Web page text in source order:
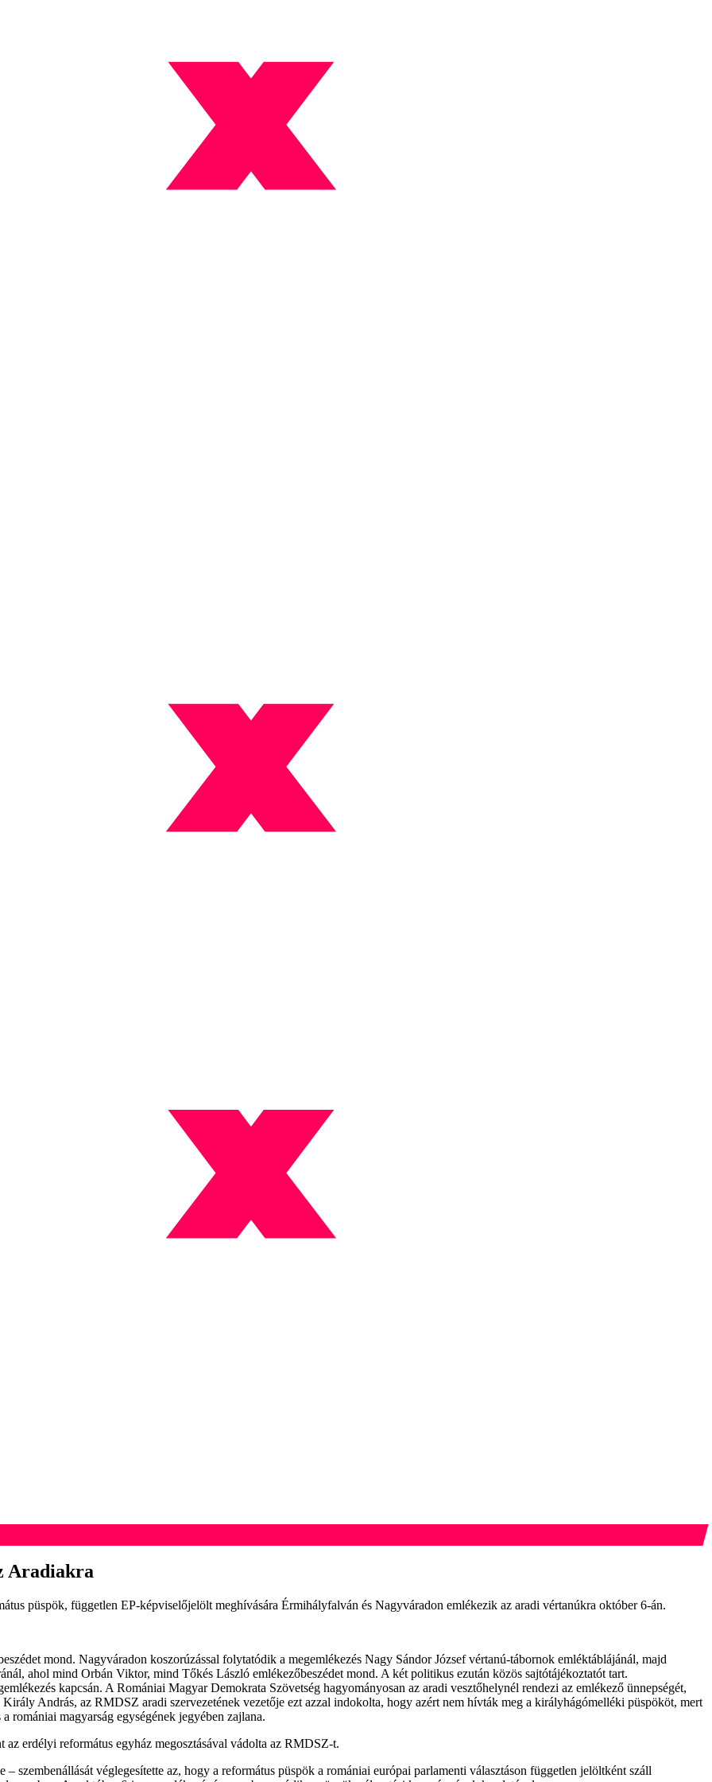
Aradiakra
püspök, független EP-képviselőjelölt meghívására Érmihályfalván és Nagyváradon emlékezik az aradi vértanúkra október 6-án.
mond. Nagyváradon koszorúzással folytatódik a megemlékezés Nagy Sándor József vértanú-tábornok emléktáblájánál, majd
ahol mind Orbán Viktor, mind Tőkés László emlékezőbeszédet mond. A két politikus ezután közös sajtótájékoztatót tart.
kapcsán. A Romániai Magyar Demokrata Szövetség hagyományosan az aradi vesztőhelynél rendezi az emlékező ünnepségét,
András, az RMDSZ aradi szervezetének vezetője ezt azzal indokolta, hogy azért nem hívták meg a királyhágómelléki püspököt, mert
romániai magyarság egységének jegyében zajlana.
erdélyi református egyház megosztásával vádolta az RMDSZ-t.
véglegesítette az, hogy a református püspök a romániai európai parlamenti választáson független jelöltként száll